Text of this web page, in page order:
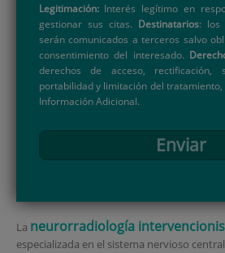
Legitimación:Interés legítimo en
gestionar sus citas. Destinatarios: los
serán comunicados a terceros salvo
consentimiento del interesado.
derechos de acceso, rectificación,
portabilidad y limitación del
Información Adicional.
Enviar
La neurorradiología
especializada en el sistema nervioso